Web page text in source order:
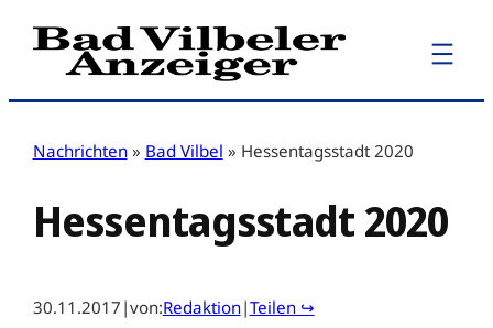
Zum
Inhalt
Nachrichten » Bad Vilbel » Hessentagsstadt 2020
Hessentagsstadt 2020
30.11.2017 |von:Redaktion|Teilen ↪